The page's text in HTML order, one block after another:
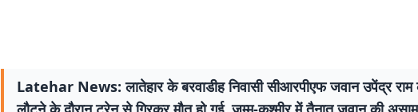
Latehar News: लातेहार के बरवाडीह निवासी सीआरपीएफ जवान उपेंद्र राम